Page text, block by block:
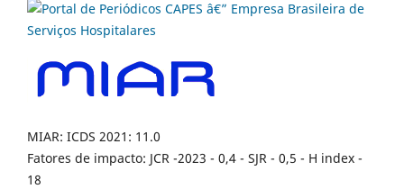
MIAR: ICDS 2021: 11.0
Fatores de impacto: JCR -2023 - 0,4 - SJR - 0,5 - H index -
18